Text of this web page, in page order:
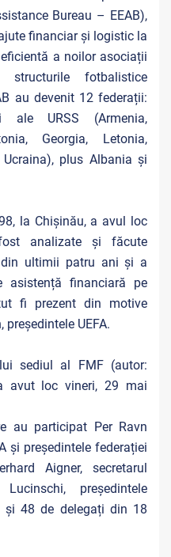
Bureau – EEAB),
financiar și logistic la
a noilor asociații
fotbalistice
au devenit 12 federații:
URSS (Armenia,
Georgia, Letonia,
plus Albania și
la Chișinău, a avul loc
analizate și făcute
ultimii patru ani și a
asistență financiară pe
fi prezent din motive
UEFA.
sediul al FMF (autor:
avut loc vineri, 29 mai
au participat Per Ravn
și președintele federației
Aigner, secretarul
președintele
și 48 de delegați din 18